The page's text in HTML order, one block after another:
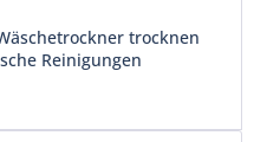
trocknen
Reinigungen